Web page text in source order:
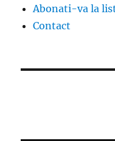
Abonati-va la
Contact